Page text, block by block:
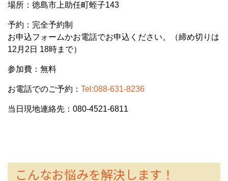
場所：徳島市上助任町蛭子143
予約：完全予約制
お申込フォームかお電話でお申込ください。（締め切りは
12月2日 18時まで）
参加費：無料
お電話でのご予約： Tel:088-631-8236
当日現地連絡先：080-4521-6811
こんなお悩みを解決します！